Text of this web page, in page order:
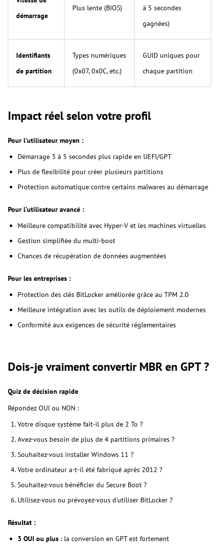
démarrage
Plus lente (BIOS)
à 5 secondes
gagnées)
Identifiants
de partition
Types numériques
(0x07, 0x0C, etc.)
GUID uniques pour
chaque partition
Impact réel selon votre profil
Pour l'utilisateur moyen :
Démarrage 3 à 5 secondes plus rapide en UEFI/GPT
Plus de flexibilité pour créer plusieurs partitions
Protection automatique contre certains malwares au démarrage
Pour l'utilisateur avancé :
Meilleure compatibilité avec Hyper-V et les machines virtuelles
Gestion simplifiée du multi-boot
Chances de récupération de données augmentées
Pour les entreprises :
Protection des clés BitLocker améliorée grâce au TPM 2.0
Meilleure intégration avec les outils de déploiement modernes
Conformité aux exigences de sécurité réglementaires
Dois-je vraiment convertir MBR en GPT ?
Quiz de décision rapide
Répondez OUI ou NON :
Votre disque système fait-il plus de 2 To ?
Avez-vous besoin de plus de 4 partitions primaires ?
Souhaitez-vous installer Windows 11 ?
Votre ordinateur a-t-il été fabriqué après 2012 ?
Souhaitez-vous bénéficier du Secure Boot ?
Utilisez-vous ou prévoyez-vous d'utiliser BitLocker ?
Résultat :
3 OUI ou plus : la conversion en GPT est fortement